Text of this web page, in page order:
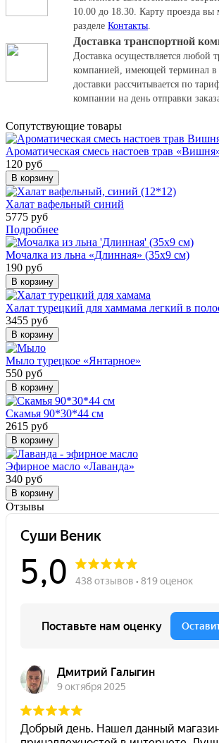
10.00 до 18.30. Карту проезда вы
разделе Контакты
Доставка транспортной
Доставка осуществляется любой
компанией, имеющей терминал в
доставки рассчитывается по
компании на день отправки
Cопутствующие товары
Ароматическая смесь настоев трав
120 руб
В корзину
Халат вафельный синий
5775 руб
Подробнее
Мочалка из льна «Длинная» (35x9 см)
190 руб
В корзину
Халат турецкий для хаммама легкий в
3455 руб
В корзину
Мыло турецкое «Янтарное»
550 руб
В корзину
Скамья 90*30*44 см
2615 руб
В корзину
Эфирное масло «Лаванда»
340 руб
В корзину
Отзывы